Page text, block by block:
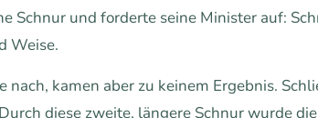
Schnur und forderte seine Minister auf:
Weise.
nach, kamen aber zu keinem Ergebnis.
diese zweite, längere Schnur wurde